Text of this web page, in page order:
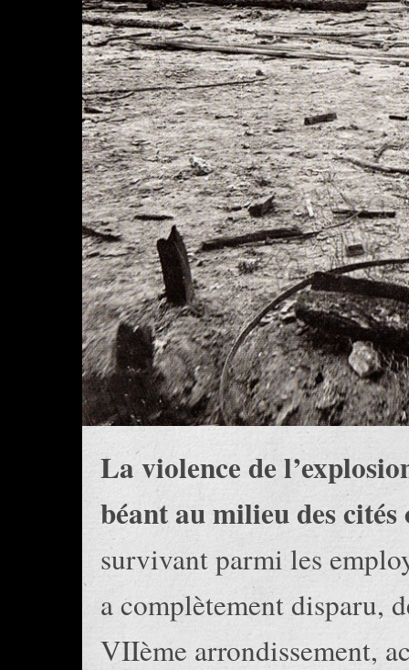
La violence de
béant au milieu des
survivant parmi les
a complètement disparu,
VIIème arrondissement,